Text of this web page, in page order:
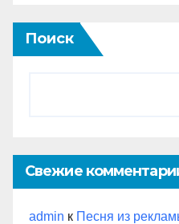
Поиск
Свежие
admin к Песня из